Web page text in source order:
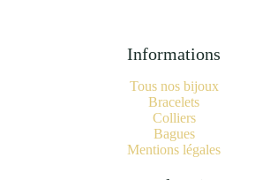
Informations
Tous nos bijoux
Bracelets
Colliers
Bagues
Mentions légales